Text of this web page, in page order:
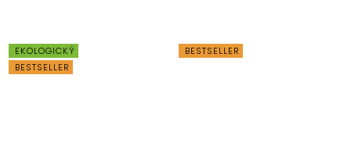
EKOLOGICKÝ
BESTSELLER
BESTSELLER